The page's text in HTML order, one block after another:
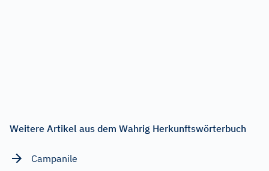
Weitere Artikel aus dem Wahrig Herkunftswörterbuch
Campanile